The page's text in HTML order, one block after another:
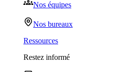
Nos équipes
Nos bureaux
Ressources
Restez informé